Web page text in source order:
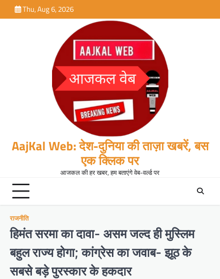
to
Thu, Aug 6, 2026
AajKal Web: देश-दुनिया की ताज़ा खबरें, बस
एक क्लिक पर
आजकल की हर खबर, हम बताएंगे वेब-वर्ल्ड पर
राजनीति
हिमंत सरमा का दावा- असम जल्द ही मुस्लिम
बहुल राज्य होगा; कांग्रेस का जवाब- झूठ के
सबसे बड़े पुरस्कार के हकदार